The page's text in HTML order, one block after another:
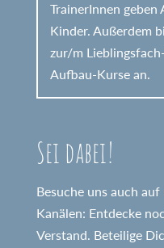
TrainerInnen
Kinder. Außerdem
zur/m
Aufbau-Kurse an.
Sei dabei!
Besuche uns auch
Kanälen: Entdecke
Verstand. Beteilige